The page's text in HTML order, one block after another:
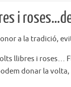
i
a la tradició,
llibres i roses…
donar la volta,